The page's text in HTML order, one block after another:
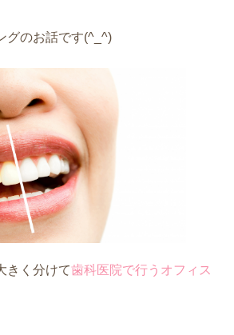
グのお話です(^_^)
きく分けて歯科医院で行うオフィス